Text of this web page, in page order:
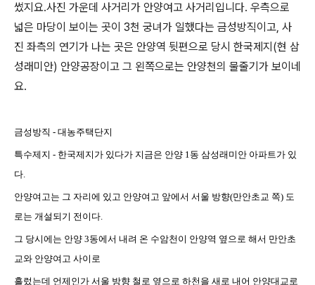
썼지요.사진 가운데 사거리가 안양여고 사거리입니다. 우측으로
넓은 마당이 보이는 곳이 3천 궁녀가 일했다는 금성방직이고, 사
진 좌측의 연기가 나는 곳은 안양역 뒷편으로 당시 한국제지(현 삼
성래미안) 안양공장이고 그 왼쪽으로는 안양천의 물줄기가 보이네
요.
금성방직 - 대농주택단지
특수제지 - 한국제지가 있다가 지금은 안양 1동 삼성래미안 아파트가 있
다.
안양여고는 그 자리에 있고 안양여고 앞에서 서울 방향(만안초교 쪽) 도
로는 개설되기 전이다.
그 당시에는 안양 3동에서 내려 온 수암천이 안양역 옆으로 해서 만안초
교와 안양여고 사이로
흘렀는데 언제인가 서울 방향 철로 옆으로 하천을 새로 내어 안양대교로